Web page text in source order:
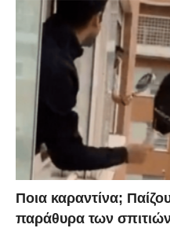
Ποια καραντίνα;
παράθυρα των